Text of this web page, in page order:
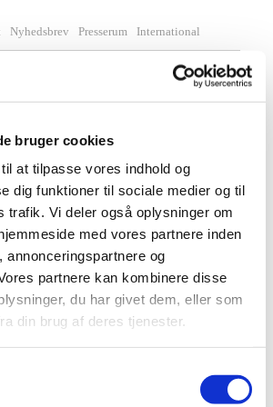
bruger cookies
at tilpasse vores indhold og
dig funktioner til sociale medier og til
trafik. Vi deler også oplysninger om
med vores partnere inden
annonceringspartnere og
partnere kan kombinere disse
du har givet dem, eller som
din brug af deres tjenester.
Nyhedsbrev Presserum International